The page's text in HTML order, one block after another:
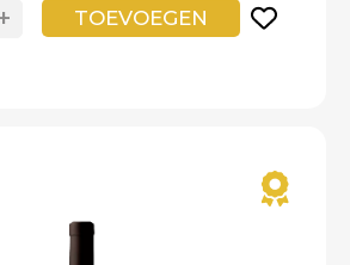
TOEVOEGEN